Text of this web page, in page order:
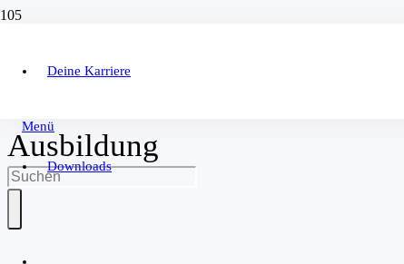
Deine Karriere
Downloads
Menü
Ausbildung